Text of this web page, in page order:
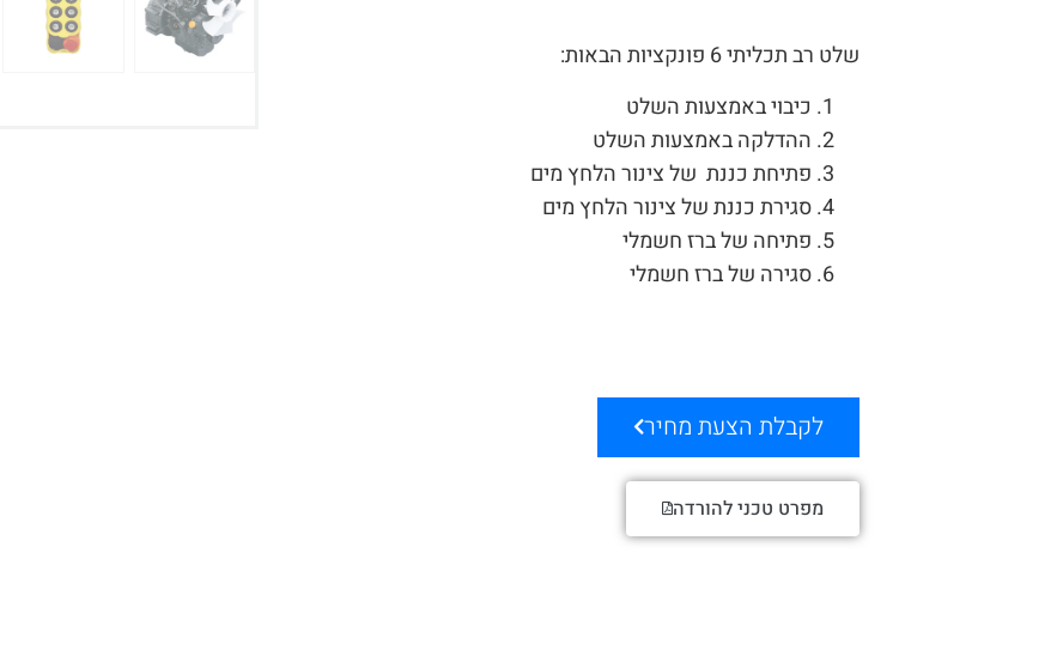
שלט רב תכליתי 6 פונקציות הבאות:
כיבוי באמצעות השלט
ההדלקה באמצעות השלט
פתיחת כננת של צינור הלחץ מים
סגירת כננת של צינור הלחץ מים
פתיחה של ברז חשמלי
סגירה של ברז חשמלי
לקבלת הצעת מחיר
מפרט טכני להורדה